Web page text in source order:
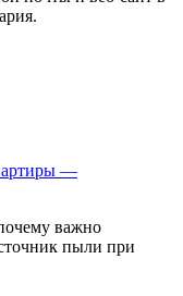
—
важно
пыли при